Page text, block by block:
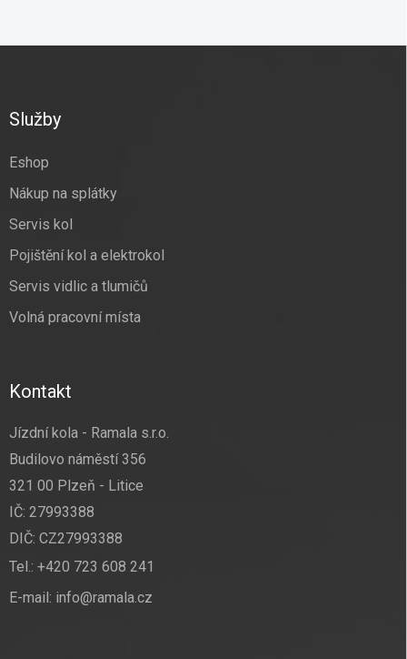
Služby
Eshop
Nákup na splátky
Servis kol
Pojištění kol a elektrokol
Servis vidlic a tlumičů
Volná pracovní místa
Kontakt
Jízdní kola - Ramala s.r.o.
Budilovo náměstí 356
321 00 Plzeň - Litice
IČ: 27993388
DIČ: CZ27993388
Tel.: +420 723 608 241
E-mail: info@ramala.cz